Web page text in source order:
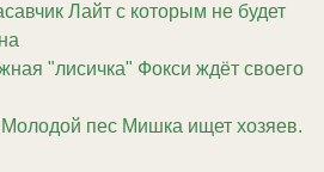
Лайт с которым не будет
"лисичка" Фокси ждёт своего
Молодой пес Мишка ищет хозяев.